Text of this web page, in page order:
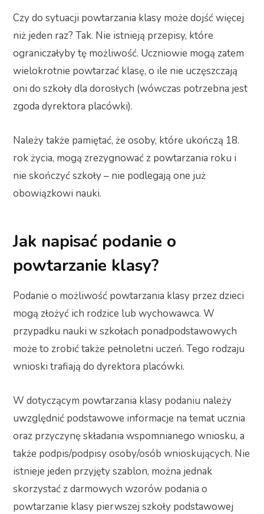
Czy do sytuacji powtarzania klasy może dojść więcej
niż jeden raz? Tak. Nie istnieją przepisy, które
ograniczałyby tę możliwość. Uczniowie mogą zatem
wielokrotnie powtarzać klasę, o ile nie uczęszczają
oni do szkoły dla dorosłych (wówczas potrzebna jest
zgoda dyrektora placówki).
Należy także pamiętać, że osoby, które ukończą 18.
rok życia, mogą zrezygnować z powtarzania roku i
nie skończyć szkoły – nie podlegają one już
obowiązkowi nauki.
Jak napisać podanie o
powtarzanie klasy?
Podanie o możliwość powtarzania klasy przez dzieci
mogą złożyć ich rodzice lub wychowawca. W
przypadku nauki w szkołach ponadpodstawowych
może to zrobić także pełnoletni uczeń. Tego rodzaju
wnioski trafiają do dyrektora placówki.
W dotyczącym powtarzania klasy podaniu należy
uwzględnić podstawowe informacje na temat ucznia
oraz przyczynę składania wspomnianego wniosku, a
także podpis/podpisy osoby/osób wnioskujących. Nie
istnieje jeden przyjęty szablon, można jednak
skorzystać z darmowych wzorów podania o
powtarzanie klasy pierwszej szkoły podstawowej